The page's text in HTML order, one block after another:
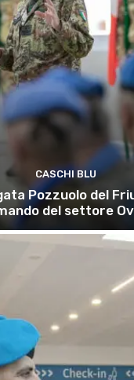
CASCHI BLU
Pozzuolo del
del settore